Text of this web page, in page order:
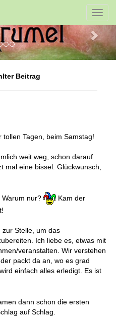
Beitrag
Tagen, beim Samstag!
weit weg, schon darauf
mal eine bissel. Glückwunsch,
nur?
Kam der
zur Stelle, um das
Ich liebe es, etwas mit
veranstalten. Wir verstehen
packt da an, wo es grad
einfach alles erledigt. Es ist
dann schon die ersten
auf Schlag.